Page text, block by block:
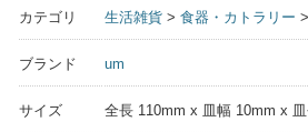
カテゴリ 生活雑貨 > 食器・カトラリー >
ブランド um
サイズ 全長 110mm x 皿幅 10mm x